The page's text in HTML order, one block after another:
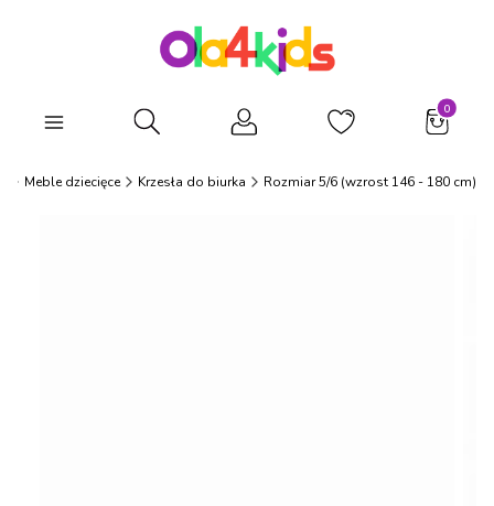
Otwórz wyszukiwarkę
Meble dziecięce Krzesła do biurka Rozmiar 5/6 (wzrost 146 - 180 cm)